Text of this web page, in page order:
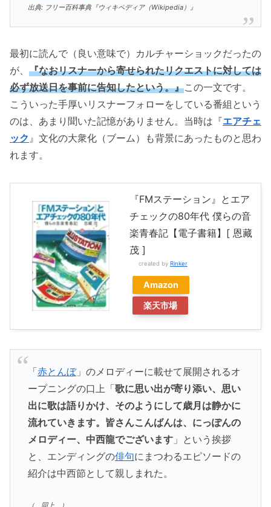
出典: フリー百科事典『ウィキペディア（Wikipedia）』
最初に読んで（良い意味で）カルチャーショックだったの
が、 『なおリスナーから寄せられたリクエストに対しては
必ず放送日を事前に告知したという。』この一文です。
こういった手厚いリスナーフォローをしている番組という
のは、あまり聞いた記憶がありません。当時は『エアチェ
ック 』文化の大衆化（ブーム）も背景にあったものと思わ
れます。
『FMステーション』とエア
チェックの80年代 僕らの音
楽青春記【電子書籍】[ 恩藏
茂 ]
created by Rinker
Amazon
楽天市場
「赤とんぼ」のメロディーに載せて展開されるオ
ープニングの口上「歌に思い出が寄り添い、思い
出に歌は語りかけ、そのようにして歳月は静かに
流れていきます。皆さんこんばんは、にっぽんの
メロディー、中西龍でございます」という挨拶
と、エンディングの俳句にまつわるエピソードの
紹介は中西節として親しまれた。
（ 同上 ）